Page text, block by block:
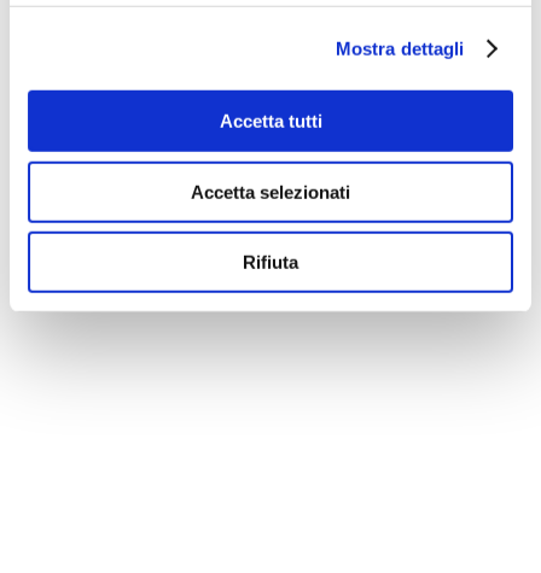
Mostra dettagli
Accetta tutti
Accetta selezionati
Rifiuta